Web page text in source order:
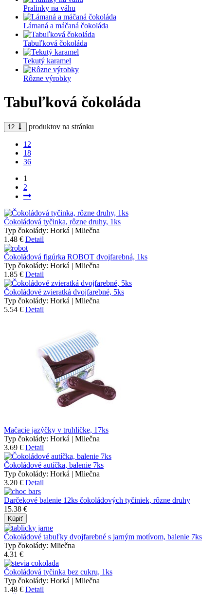
Pralinky na váhu
Lámaná a máčaná čokoláda
Tabuľková čokoláda
Tekutý karamel
Rôzne výrobky
Tabuľková čokoláda
12 produktov na stránku
12
18
36
1
2
Čokoládová tyčinka, rôzne druhy, 1ks
Typ čokolády: Horká | Mliečna
1.48 € Detail
Čokoládová figúrka ROBOT dvojfarebná, 1ks
Typ čokolády: Horká | Mliečna
1.85 € Detail
Čokoládové zvieratká dvojfarebné, 5ks
Typ čokolády: Horká | Mliečna
5.54 € Detail
Mačacie jazýčky v truhličke, 17ks
Typ čokolády: Horká | Mliečna
3.69 € Detail
Čokoládové autíčka, balenie 7ks
Typ čokolády: Horká | Mliečna
3.20 € Detail
Darčekové balenie 12ks čokoládových tyčiniek, rôzne druhy
15.38 €
Kúpiť
Čokoládové tabuľky dvojfarebné s jarným motívom, balenie 7ks
Typ čokolády: Mliečna
4.31 €
Čokoládová tyčinka bez cukru, 1ks
Typ čokolády: Horká | Mliečna
1.48 € Detail